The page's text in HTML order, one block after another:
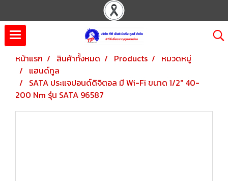
หน้าแรก สินค้าทั้งหมด Products
หมวดหมู่
แฮนด์ทูล
SATA ประแจปอนด์ดิจิตอล มี Wi-Fi ขนาด 1/2" 40-
200 Nm รุ่น SATA 96587